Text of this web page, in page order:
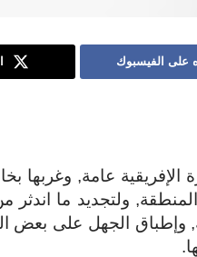
على الفيسبوك
الإفريقية عامة, وغربها
ولتجديد ما اندثر
وإطباق الجهل على بعض